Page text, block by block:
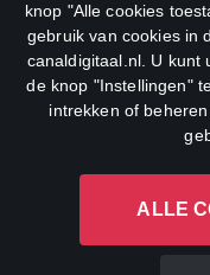
knop "Alle cookies
gebruik van cookies in
canaldigitaal.nl. U kunt
de knop "Instellingen"
intrekken of
ALLE
CANAL+ Luxembourg S.